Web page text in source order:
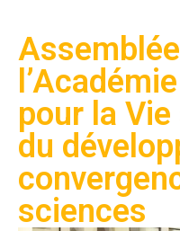
pour la
du
sciences